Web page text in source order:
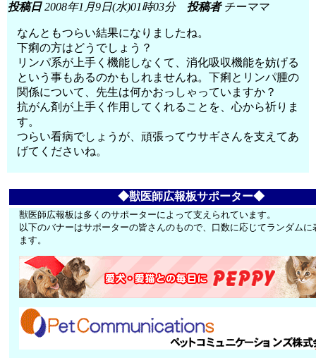
投稿日2008年1月9日(水)01時03分 投稿者チーママ
なんともつらい結果になりましたね。
下痢の方はどうでしょう？
リンパ系が上手く機能しなくて、消化吸収機能を妨げる
という事もあるのかもしれませんね。下痢とリンパ腫の
関係について、先生は何かおっしゃっていますか？
抗がん剤が上手く作用してくれることを、心から祈りま
す。
つらい看病でしょうが、頑張ってウサギさんを支えてあ
げてくださいね。
◆獣医師広報板サポーター◆
獣医師広報板は多くのサポーターによって支えられています。
以下のバナーはサポーターの皆さんのもので、口数に応じてランダムに
ます。